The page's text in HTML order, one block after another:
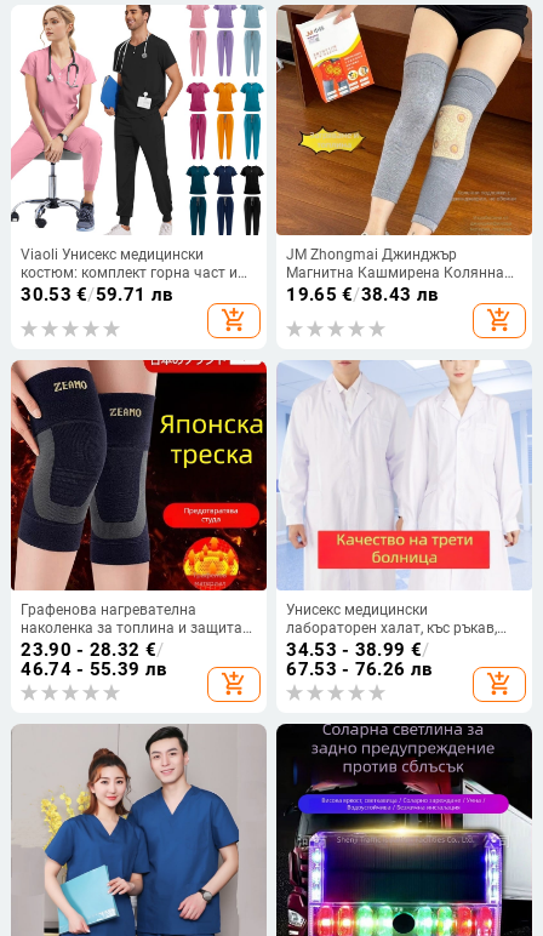
облекла
Viaoli Унисекс медицински
костюм: комплект горна част и
панталони, къс ръкав, кръгла яка,
влагоотводящ полиестер, за
болници, зъболекарски клиники и
30.53 €/59.71 лв
add_shopping_cart
JM Zhongmai Джинджър
Магнитна Кашмирена Колянна
Подложка със Самозагряваща
Функция, Инфрачервено Топлене,
За Мъже и Жени
19.65 €/38.43 лв
add_shopping_cart
Графенова нагревателна
наколенка за топлина и защита
на ставите, антихлъзгащ дизайн,
за възрастни през есен и зима
23.90 - 28.32 €/
46.74 - 55.39 лв
add_shopping_cart
Унисекс медицински
лабораторен халат, къс ръкав,
полиестер-памук 65/35,
влагоотвеждащ, яка тип костюм,
болница/клиника
34.53 - 38.99 €/
67.53 - 76.26 лв
add_shopping_cart